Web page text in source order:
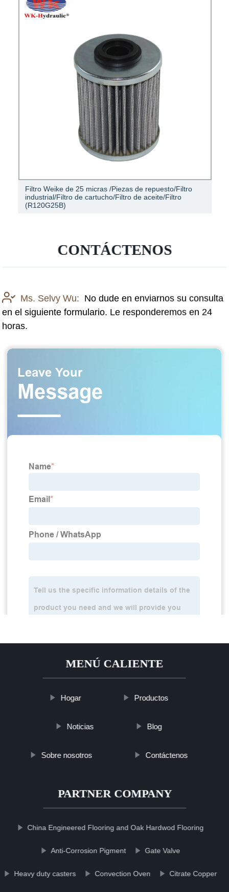
Filtro Weike de 25 micras /Piezas de repuesto/Filtro
industrial/Filtro de cartucho/Filtro de aceite/Filtro
(R120G25B)
CONTÁCTENOS
Ms. Selvy Wu: No dude en enviarnos su consulta
en el siguiente formulario. Le responderemos en 24
horas.
MENÚ CALIENTE
Hogar Productos
Noticias Blog
Sobre nosotros Contáctenos
PARTNER COMPANY
China Engineered Flooring and Oak Hardwod Flooring
Anti-Corrosion Pigment Gate Valve
Heavy duty casters Convection Oven Citrate Copper